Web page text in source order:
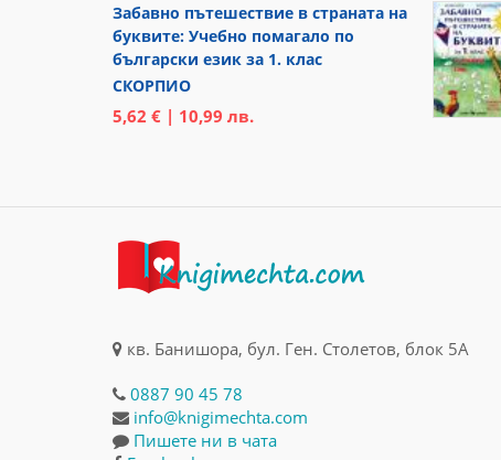
Забавно пътешествие в страната на
буквите: Учебно помагало по
български език за 1. клас
СКОРПИО
5,62 € | 10,99 лв.
кв. Банишора, бул. Ген. Столетов, блок 5А
0887 90 45 78
info@knigimechta.com
Пишете ни в чата